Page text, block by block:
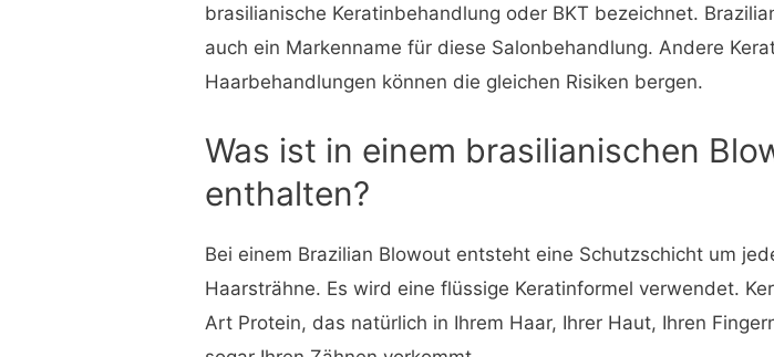
brasilianische Keratinbehandlung oder BKT bezeichnet.
auch ein Markenname für diese Salonbehandlung. Andere
Haarbehandlungen können die gleichen Risiken bergen.
Was ist in einem brasilianischen
enthalten?
Bei einem Brazilian Blowout entsteht eine Schutzschicht um
Haarsträhne. Es wird eine flüssige Keratinformel verwendet.
Art Protein, das natürlich in Ihrem Haar, Ihrer Haut, Ihren